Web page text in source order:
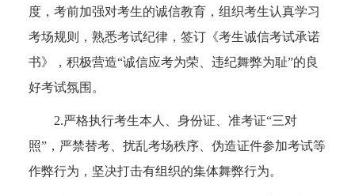
度，考前加强对考生的诚信教育，组织考生认真学习
考场规则，熟悉考试纪律，签订《考生诚信考试承诺
书》，积极营造“诚信应考为荣、违纪舞弊为耻”的良
好考试氛围。
2.严格执行考生本人、身份证、准考证“三对
照”，严禁替考、扰乱考场秩序、伪造证件参加考试等
作弊行为，坚决打击有组织的集体舞弊行为。